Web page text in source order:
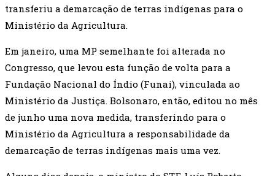
transferiu a demarcação de terras indígenas para o
Ministério da Agricultura.
Em janeiro, uma MP semelhante foi alterada no
Congresso, que levou esta função de volta para a
Fundação Nacional do Índio (Funai), vinculada ao
Ministério da Justiça. Bolsonaro, então, editou no mês
de junho uma nova medida, transferindo para o
Ministério da Agricultura a responsabilidade da
demarcação de terras indígenas mais uma vez.